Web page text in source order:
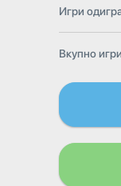
Игри
Вкупно игри